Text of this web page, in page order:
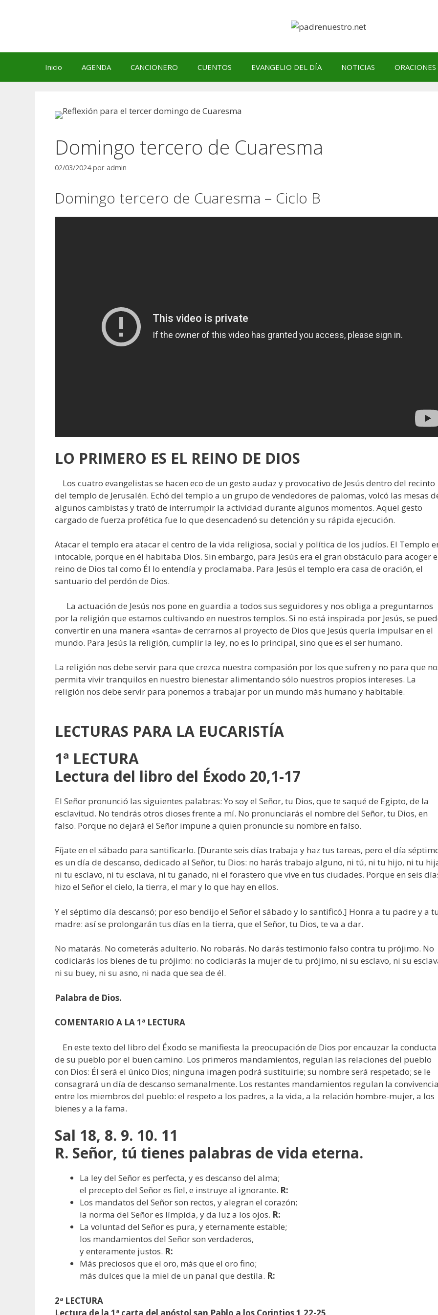
Inicio AGENDA CANCIONERO CUENTOS EVANGELIO DEL DÍA NOTICIAS ORACIONES
Domingo tercero de Cuaresma
02/03/2024 por admin
Domingo tercero de Cuaresma – Ciclo B
LO PRIMERO ES EL REINO DE DIOS
Los cuatro evangelistas se hacen eco de un gesto audaz y provocativo de Jesús dentro del recinto
del templo de Jerusalén. Echó del templo a un grupo de vendedores de palomas, volcó las mesas
algunos cambistas y trató de interrumpir la actividad durante algunos momentos. Aquel gesto
cargado de fuerza profética fue lo que desencadenó su detención y su rápida ejecución.
Atacar el templo era atacar el centro de la vida religiosa, social y política de los judíos. El Templo
intocable, porque en él habitaba Dios. Sin embargo, para Jesús era el gran obstáculo para acoger
reino de Dios tal como Él lo entendía y proclamaba. Para Jesús el templo era casa de oración, el
santuario del perdón de Dios.
La actuación de Jesús nos pone en guardia a todos sus seguidores y nos obliga a preguntarnos
por la religión que estamos cultivando en nuestros templos. Si no está inspirada por Jesús, se
convertir en una manera «santa» de cerrarnos al proyecto de Dios que Jesús quería impulsar en el
mundo. Para Jesús la religión, cumplir la ley, no es lo principal, sino que es el ser humano.
La religión nos debe servir para que crezca nuestra compasión por los que sufren y no para que
permita vivir tranquilos en nuestro bienestar alimentando sólo nuestros propios intereses. La
religión nos debe servir para ponernos a trabajar por un mundo más humano y habitable.
LECTURAS PARA LA EUCARISTÍA
1ª LECTURA
Lectura del libro del Éxodo 20,1-17
El Señor pronunció las siguientes palabras: Yo soy el Señor, tu Dios, que te saqué de Egipto, de la
esclavitud. No tendrás otros dioses frente a mí. No pronunciarás el nombre del Señor, tu Dios, en
falso. Porque no dejará el Señor impune a quien pronuncie su nombre en falso.
Fíjate en el sábado para santificarlo. [Durante seis días trabaja y haz tus tareas, pero el día
es un día de descanso, dedicado al Señor, tu Dios: no harás trabajo alguno, ni tú, ni tu hijo, ni tu
ni tu esclavo, ni tu esclava, ni tu ganado, ni el forastero que vive en tus ciudades. Porque en seis
hizo el Señor el cielo, la tierra, el mar y lo que hay en ellos.
Y el séptimo día descansó; por eso bendijo el Señor el sábado y lo santificó.] Honra a tu padre y a tu
madre: así se prolongarán tus días en la tierra, que el Señor, tu Dios, te va a dar.
No matarás. No cometerás adulterio. No robarás. No darás testimonio falso contra tu prójimo. No
codiciarás los bienes de tu prójimo: no codiciarás la mujer de tu prójimo, ni su esclavo, ni su
ni su buey, ni su asno, ni nada que sea de él.
Palabra de Dios.
COMENTARIO A LA 1ª LECTURA
En este texto del libro del Éxodo se manifiesta la preocupación de Dios por encauzar la conducta
de su pueblo por el buen camino. Los primeros mandamientos, regulan las relaciones del pueblo
con Dios: Él será el único Dios; ninguna imagen podrá sustituirle; su nombre será respetado; se le
consagrará un día de descanso semanalmente. Los restantes mandamientos regulan la convivencia
entre los miembros del pueblo: el respeto a los padres, a la vida, a la relación hombre-mujer, a los
bienes y a la fama.
Sal 18, 8. 9. 10. 11
R. Señor, tú tienes palabras de vida eterna.
La ley del Señor es perfecta, y es descanso del alma;
el precepto del Señor es fiel, e instruye al ignorante. R:
Los mandatos del Señor son rectos, y alegran el corazón;
la norma del Señor es límpida, y da luz a los ojos. R:
La voluntad del Señor es pura, y eternamente estable;
los mandamientos del Señor son verdaderos,
y enteramente justos. R:
Más preciosos que el oro, más que el oro fino;
más dulces que la miel de un panal que destila. R:
2ª LECTURA
Lectura de la 1ª carta del apóstol san Pablo a los Corintios 1,22-25